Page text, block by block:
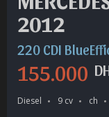
2012
220 CDI
155.000
Diesel
9 cv ch